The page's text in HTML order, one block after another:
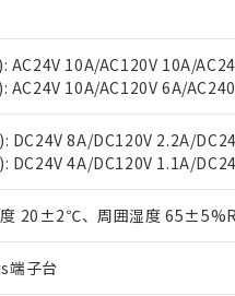
AC24V 10A/AC120V 10A/
AC24V 10A/AC120V 6A/
DC24V 8A/DC120V 2.2A/
DC24V 4A/DC120V 1.1A/
度 20±2℃、周囲湿度
端子台
期状況および標準価格はお客
員にご相談ください。
制御機器販売店や当社販売拠点
ツ機能（部品リスト作成サー
要があります。
当ウェブサイト上で当社にご
の製品・サービスに関するお
の４物質については閾値を超える意図
月
明書ダウンロード
明書をダウンロードすること
: 1000ppm、 PBBs(ポリ臭化ビフェニ
ス(2-エチルヘキシル)) : 1000ppm
使用期限
質（10物質）のすべてが基準
使用状況下において有害物質
です。当社販売部門へお問い
社製品を、核兵器、ミサイル
切使用いたしません。
貴社製品を第三者に販売する
は、販売先および販売に係わ
合意する
数には満たないが在庫あり
なし(最新の在庫状況について
販売店・当社販売員にご確認
生産機種、また在庫状況の情